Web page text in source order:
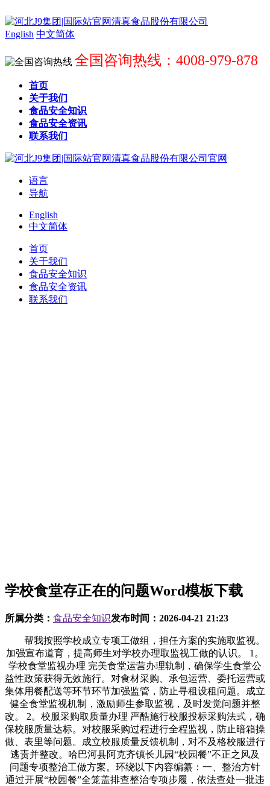
English 中文简体
全国咨询热线：4008-979-878
首页
关于我们
食品安全知识
食品安全资讯
联系我们
语言
导航
English
中文简体
首页
关于我们
食品安全知识
食品安全资讯
联系我们
学校食堂存正在的问题Word模板下载
所属分类： 食品安全知识发布时间： 2026-04-21 21:23
帮我按照学校成立专项工做组，担任方案的实施取监视。
加强宣布道育，提高师生对学校办理取监视工做的认识。 1。
学校食堂监视办理 完美食堂运营办理轨制，确保学生食堂公
益性政策获得无效施行。对食材采购、承包运营、委托运营或
集体用餐配送等环节环节加强监管，防止寻租设租问题。成立
健全食堂监视机制，激励师生参取监视，及时发觉问题并整
改。 2。校服采购取质量办理 严酷施行校服投标采购法式，确
保校服质量达标。对校服采购过程进行全程监视，防止暗箱操
做、表里等问题。成立校服质量反馈机制，对不及格校服进行
逃责并整改。哈巴河县阿克齐镇长儿园“校园餐”不正之风及
问题专项整治工做方案。环绕以下内容编纂：一、整治方针
通过开展“校园餐”全笼盖排查整治专项步履，依法查处一批违